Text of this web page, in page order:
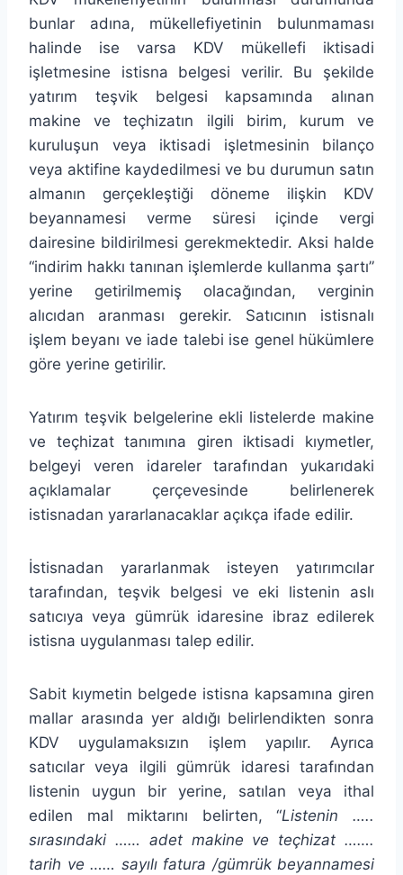
bunlar adına, mükellefiyetinin bulunmaması
halinde ise varsa KDV mükellefi iktisadi
işletmesine istisna belgesi verilir. Bu şekilde
yatırım teşvik belgesi kapsamında alınan
makine ve teçhizatın ilgili birim, kurum ve
kuruluşun veya iktisadi işletmesinin bilanço
veya aktifine kaydedilmesi ve bu durumun satın
almanın gerçekleştiği döneme ilişkin KDV
beyannamesi verme süresi içinde vergi
dairesine bildirilmesi gerekmektedir. Aksi halde
“indirim hakkı tanınan işlemlerde kullanma şartı”
yerine getirilmemiş olacağından, verginin
alıcıdan aranması gerekir. Satıcının istisnalı
işlem beyanı ve iade talebi ise genel hükümlere
göre yerine getirilir.
Yatırım teşvik belgelerine ekli listelerde makine
ve teçhizat tanımına giren iktisadi kıymetler,
belgeyi veren idareler tarafından yukarıdaki
açıklamalar çerçevesinde belirlenerek
istisnadan yararlanacaklar açıkça ifade edilir.
İstisnadan yararlanmak isteyen yatırımcılar
tarafından, teşvik belgesi ve eki listenin aslı
satıcıya veya gümrük idaresine ibraz edilerek
istisna uygulanması talep edilir.
Sabit kıymetin belgede istisna kapsamına giren
mallar arasında yer aldığı belirlendikten sonra
KDV uygulamaksızın işlem yapılır. Ayrıca
satıcılar veya ilgili gümrük idaresi tarafından
listenin uygun bir yerine, satılan veya ithal
edilen mal miktarını belirten, “Listenin …..
sırasındaki …… adet makine ve teçhizat …….
tarih ve …… sayılı fatura /gümrük beyannamesi